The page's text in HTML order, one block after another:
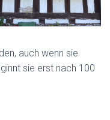
auch wenn sie
sie erst nach 100